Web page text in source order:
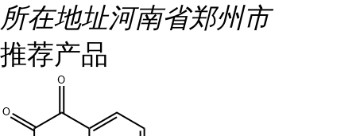
所在地址河南省郑州市
推荐产品